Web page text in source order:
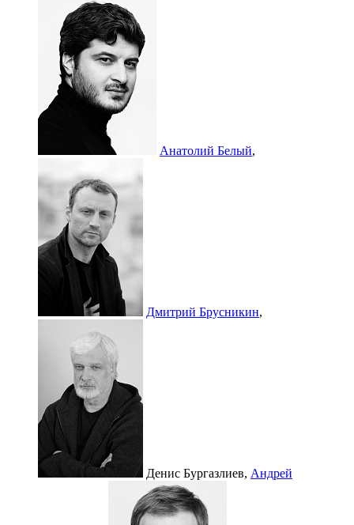
Анатолий Белый,
Дмитрий Брусникин,
Денис Бургазлиев, Андрей